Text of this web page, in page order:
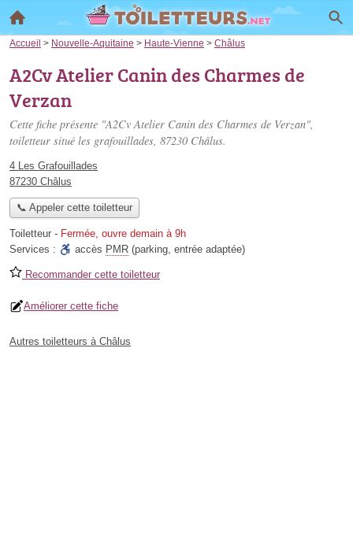
Accueil > Nouvelle-Aquitaine > Haute-Vienne > Châlus
A2Cv Atelier Canin des Charmes de
Verzan
Cette fiche présente "A2Cv Atelier Canin des Charmes de Verzan",
toiletteur situé les grafouillades, 87230 Châlus.
4 Les Grafouillades
87230 Châlus
📞 Appeler cette toiletteur
Toiletteur - Fermée, ouvre demain à 9h
Services :
accès PMR (parking, entrée adaptée)
Recommander cette toiletteur
Améliorer cette fiche
Autres toiletteurs à Châlus